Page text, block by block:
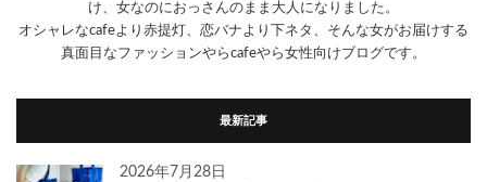
け、女なのにおっさんのまま大人になりました。
オシャレなcafeより赤提灯、恋バナより下ネタ、そんな女がお届けする
真面目なファッションやらcafeやら女性向けブログです。
最新記事
2026年7月28日